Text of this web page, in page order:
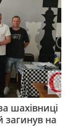
шахівниці
загинув на